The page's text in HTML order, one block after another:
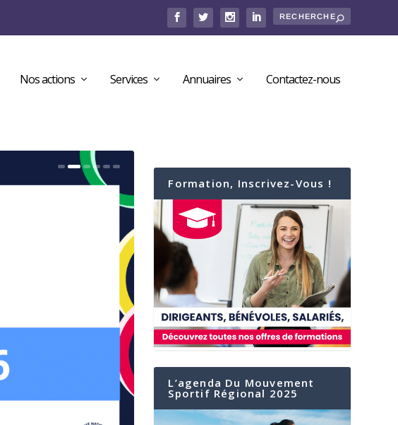
Nos actions Services Annuaires Contactez-nous
Formation, Inscrivez-Vous !
L’agenda Du Mouvement
Sportif Régional 2025